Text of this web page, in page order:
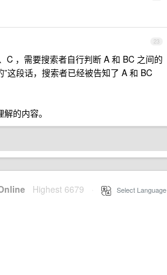
23
，需要搜索者自行判断 A 和 BC 之间的
这段话，搜索者已经被告知了 A 和 BC
的内容。
Highest 6679 Select Language